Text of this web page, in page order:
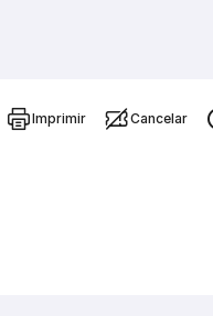
Imprimir Cancelar